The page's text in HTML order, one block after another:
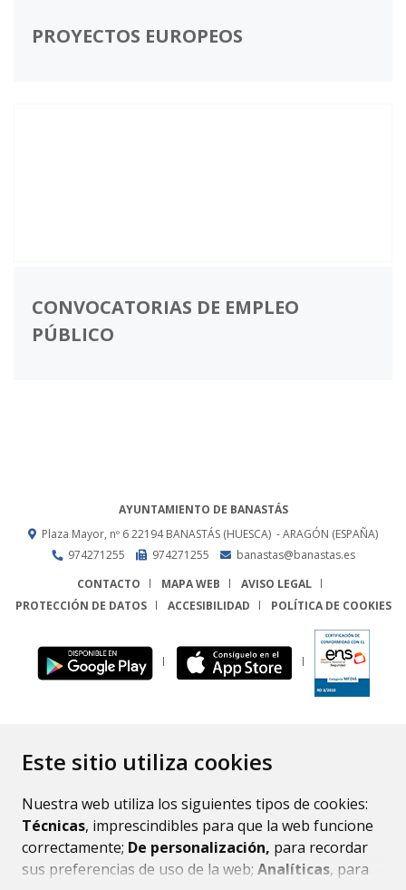
Este sitio utiliza cookies
Nuestra web utiliza los siguientes tipos de cookies:
Técnicas, imprescindibles para que la web funcione
correctamente; De personalización, para recordar
sus preferencias de uso de la web; Analíticas, para
PROYECTOS EUROPEOS
CONVOCATORIAS DE EMPLEO
PÚBLICO
AYUNTAMIENTO DE BANASTÁS
Plaza Mayor, nº 622194 BANASTÁS (HUESCA) - ARAGÓN (ESPAÑA)
974271255
974271255
banastas@banastas.es
CONTACTO
MAPA WEB
AVISO LEGAL
PROTECCIÓN DE DATOS
ACCESIBILIDAD POLÍTICA DE COOKIES